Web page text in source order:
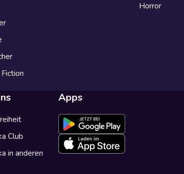
Horror
Club
in anderen
Apps